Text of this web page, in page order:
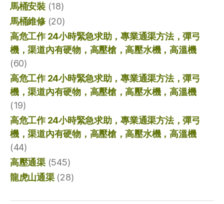
馬桶安裝(18)
馬桶維修(20)
高危工作 24小時緊急求助，專業通渠方法，彈弓
機，渠道內有硬物，高壓槍，高壓水機，高溫機
(60)
高危工作 24小時緊急求助，專業通渠方法，彈弓
機，渠道內有硬物，高壓槍，高壓水機，高溫機
(19)
高危工作 24小時緊急求助，專業通渠方法，彈弓
機，渠道內有硬物，高壓槍，高壓水機，高溫機
(44)
高壓通渠(545)
龍虎山通渠(28)